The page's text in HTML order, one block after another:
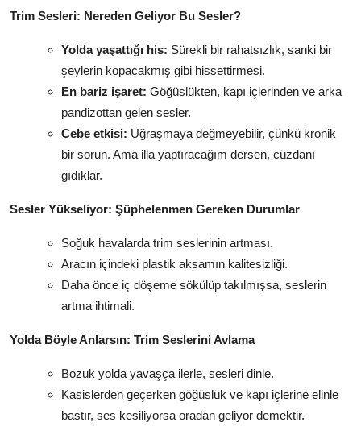
Trim Sesleri: Nereden Geliyor Bu Sesler?
Yolda yaşattığı his: Sürekli bir rahatsızlık, sanki bir
şeylerin kopacakmış gibi hissettirmesi.
En bariz işaret: Göğüslükten, kapı içlerinden ve arka
pandizottan gelen sesler.
Cebe etkisi: Uğraşmaya değmeyebilir, çünkü kronik
bir sorun. Ama illa yaptıracağım dersen, cüzdanı
gıdıklar.
Sesler Yükseliyor: Şüphelenmen Gereken Durumlar
Soğuk havalarda trim seslerinin artması.
Aracın içindeki plastik aksamın kalitesizliği.
Daha önce iç döşeme sökülüp takılmışsa, seslerin
artma ihtimali.
Yolda Böyle Anlarsın: Trim Seslerini Avlama
Bozuk yolda yavaşça ilerle, sesleri dinle.
Kasislerden geçerken göğüslük ve kapı içlerine elinle
bastır, ses kesiliyorsa oradan geliyor demektir.